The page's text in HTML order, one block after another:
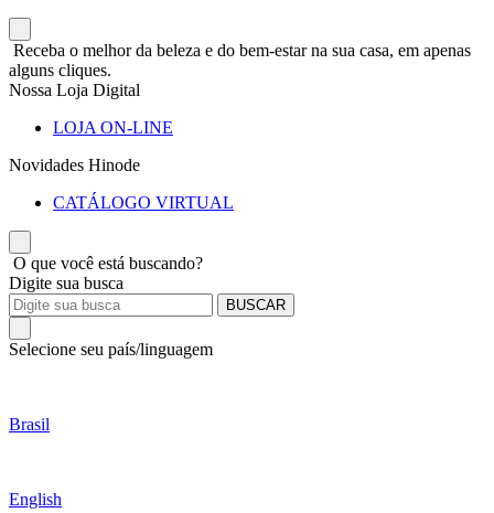
Receba o melhor da beleza e do bem-estar na sua casa, em apenas
alguns cliques.
Nossa Loja Digital
LOJA ON-LINE
Novidades Hinode
CATÁLOGO VIRTUAL
O que você está buscando?
Digite sua busca
BUSCAR
Selecione seu país/linguagem
Brasil
English